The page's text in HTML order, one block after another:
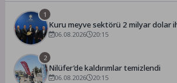
1
Kuru meyve sektörü 2 milyar dolar
Ankara’dan destek istedi
06.08.2026 20:15
2
Nilüfer’de kaldırımlar temizlendi
06.08.2026 20:15